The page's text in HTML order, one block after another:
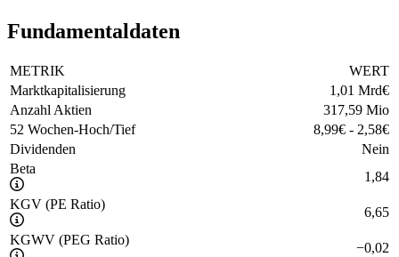
Fundamentaldaten
METRIK
WERT
Marktkapitalisierung
1,01 Mrd€
Anzahl Aktien
317,59 Mio
52 Wochen-Hoch/Tief
8,99€ - 2,58€
Dividenden
Nein
Beta
1,84
KGV (PE Ratio)
6,65
KGWV (PEG Ratio)
−0,02